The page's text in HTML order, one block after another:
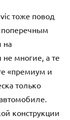
тоже повод
поперечным
на
не многие, а те
«премиум и
только
конструкции